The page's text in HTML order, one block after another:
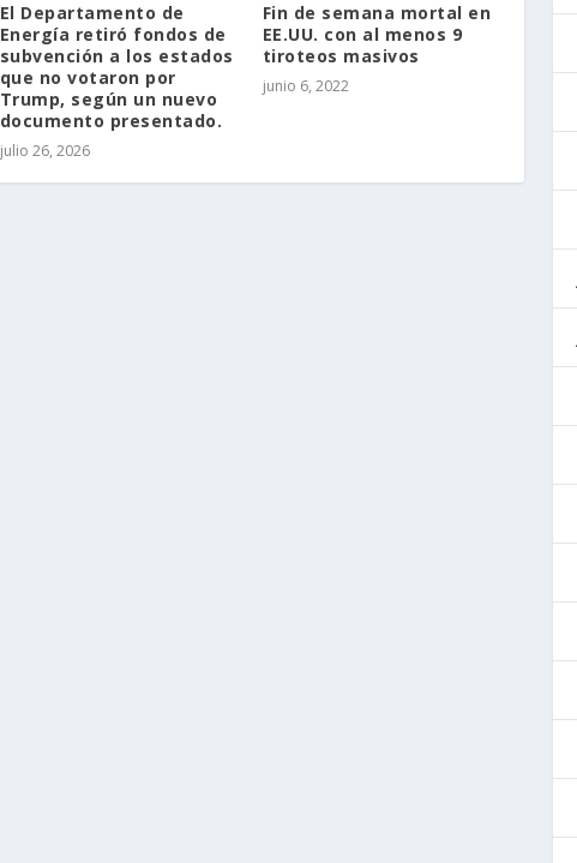
El Departamento de
Energía retiró fondos de
subvención a los estados
que no votaron por
Trump, según un nuevo
documento presentado.
julio 26, 2026
Fin de semana mortal en
EE.UU. con al menos 9
tiroteos masivos
junio 6, 2022